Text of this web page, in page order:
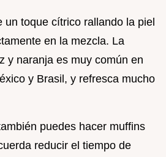
un toque cítrico rallando la piel
en la mezcla. La
y naranja es muy común en
y Brasil, y refresca mucho
puedes hacer muffins
reducir el tiempo de